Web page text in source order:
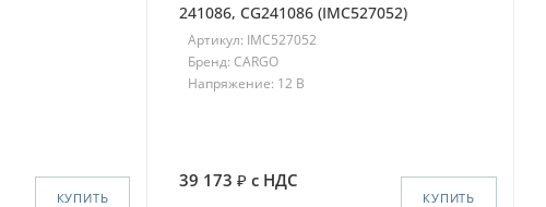
КУПИТЬ
241086, CG241086 (IMC527052)
Артикул: IMC527052
Бренд: CARGO
Напряжение: 12 В
39 173 с НДС
КУПИТЬ